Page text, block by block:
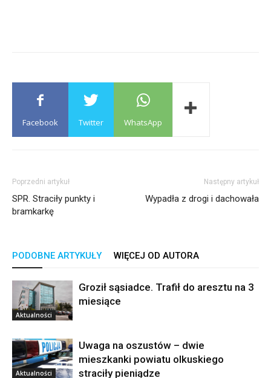
Facebook Twitter WhatsApp
Poprzedni artykuł
SPR. Straciły punkty i
bramkarkę
Następny artykuł
Wypadła z drogi i dachowała
PODOBNE ARTYKUŁY WIĘCEJ OD AUTORA
Aktualności
Groził sąsiadce. Trafił do aresztu na 3
miesiące
Aktualności
Uwaga na oszustów – dwie
mieszkanki powiatu olkuskiego
straciły pieniądze